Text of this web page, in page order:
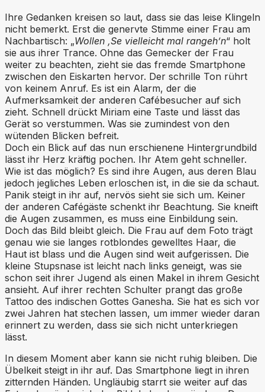
Ihre Gedanken kreisen so laut, dass sie das leise Klingeln
nicht bemerkt. Erst die genervte Stimme einer Frau am
Nachbartisch: „Wollen ‚Se vielleicht mal rangeh’n“ holt
sie aus ihrer Trance. Ohne das Gemecker der Frau
weiter zu beachten, zieht sie das fremde Smartphone
zwischen den Eiskarten hervor. Der schrille Ton rührt
von keinem Anruf. Es ist ein Alarm, der die
Aufmerksamkeit der anderen Cafébesucher auf sich
zieht. Schnell drückt Miriam eine Taste und lässt das
Gerät so verstummen. Was sie zumindest von den
wütenden Blicken befreit.
Doch ein Blick auf das nun erschienene Hintergrundbild
lässt ihr Herz kräftig pochen. Ihr Atem geht schneller.
Wie ist das möglich? Es sind ihre Augen, aus deren Blau
jedoch jegliches Leben erloschen ist, in die sie da schaut.
Panik steigt in ihr auf, nervös sieht sie sich um. Keiner
der anderen Cafégäste schenkt ihr Beachtung. Sie kneift
die Augen zusammen, es muss eine Einbildung sein.
Doch das Bild bleibt gleich. Die Frau auf dem Foto trägt
genau wie sie langes rotblondes gewelltes Haar, die
Haut ist blass und die Augen sind weit aufgerissen. Die
kleine Stupsnase ist leicht nach links geneigt, was sie
schon seit ihrer Jugend als einen Makel in ihrem Gesicht
ansieht. Auf ihrer rechten Schulter prangt das große
Tattoo des indischen Gottes Ganesha. Sie hat es sich vor
zwei Jahren hat stechen lassen, um immer wieder daran
erinnert zu werden, dass sie sich nicht unterkriegen
lässt.
In diesem Moment aber kann sie nicht ruhig bleiben. Die
Übelkeit steigt in ihr auf. Das Smartphone liegt in ihren
zitternden Händen. Ungläubig starrt sie weiter auf das